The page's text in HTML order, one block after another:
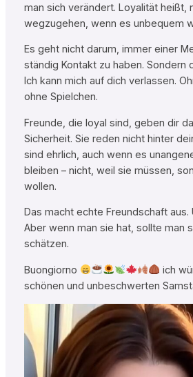
man sich verändert. Loyalität heißt,
wegzugehen, wenn es unbequem
Es geht nicht darum, immer einer
ständig Kontakt zu haben. Sondern
Ich kann mich auf dich verlassen.
ohne Spielchen.
Freunde, die loyal sind, geben dir
Sicherheit. Sie reden nicht hinter
sind ehrlich, auch wenn es
bleiben – nicht, weil sie müssen,
wollen.
Das macht echte Freundschaft aus.
Aber wenn man sie hat, sollte man
schätzen.
Buongiorno
ich
schönen und unbeschwerten